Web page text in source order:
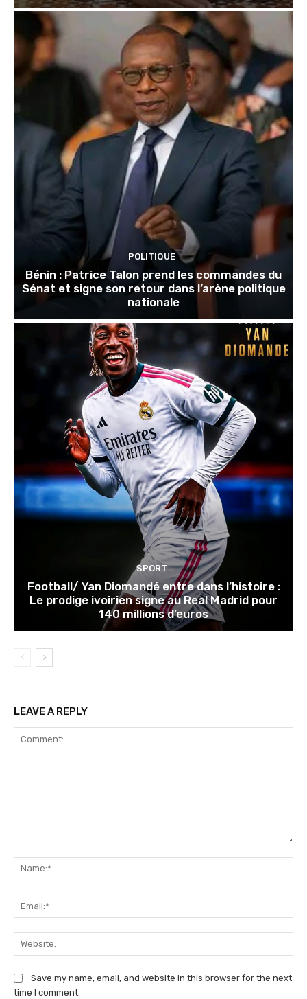
POLITIQUE
Bénin : Patrice Talon prend les commandes du
Sénat et signe son retour dans l’arène politique
nationale
SPORT
Football/ Yan Diomandé entre dans l’histoire :
Le prodige ivoirien signe au Real Madrid pour
140 millions d’euros
LEAVE A REPLY
Save my name, email, and website in this browser for the next
time I comment.